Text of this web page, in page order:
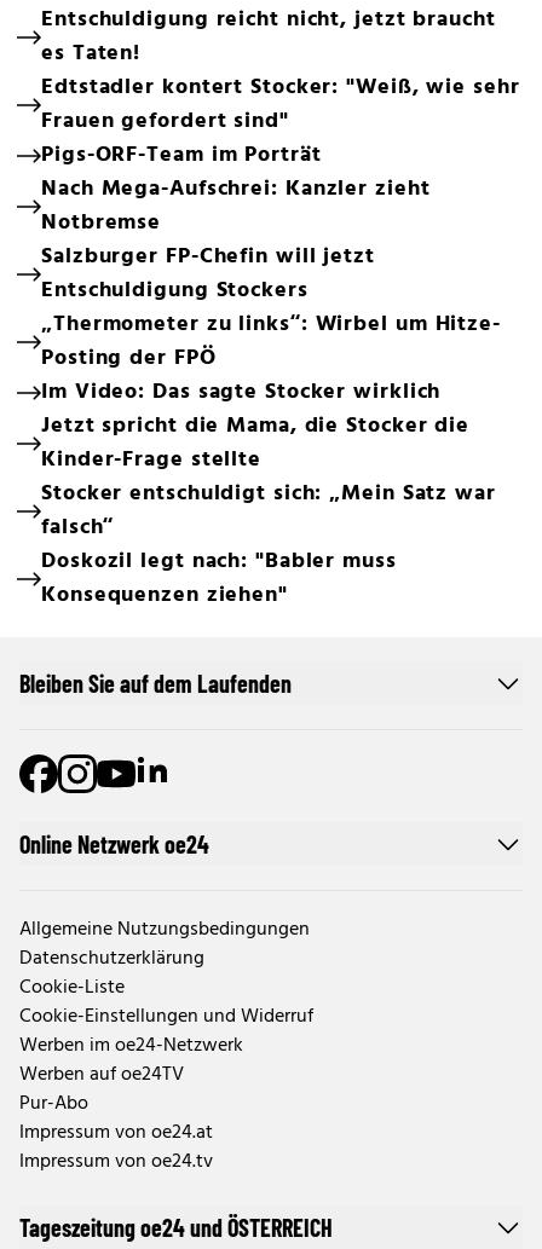
Entschuldigung reicht nicht, jetzt braucht
es Taten!
Edtstadler kontert Stocker: "Weiß, wie sehr
Frauen gefordert sind"
Pigs-ORF-Team im Porträt
Nach Mega-Aufschrei: Kanzler zieht
Notbremse
Salzburger FP-Chefin will jetzt
Entschuldigung Stockers
„Thermometer zu links“: Wirbel um Hitze-
Posting der FPÖ
Im Video: Das sagte Stocker wirklich
Jetzt spricht die Mama, die Stocker die
Kinder-Frage stellte
Stocker entschuldigt sich: „Mein Satz war
falsch“
Doskozil legt nach: "Babler muss
Konsequenzen ziehen"
Online Netzwerk oe24
Allgemeine Nutzungsbedingungen
Datenschutzerklärung
Cookie-Liste
Cookie-Einstellungen und Widerruf
Werben im oe24-Netzwerk
Werben auf oe24TV
Pur-Abo
Impressum von oe24.at
Impressum von oe24.tv
Tageszeitung oe24 und ÖSTERREICH
Bleiben Sie auf dem Laufenden